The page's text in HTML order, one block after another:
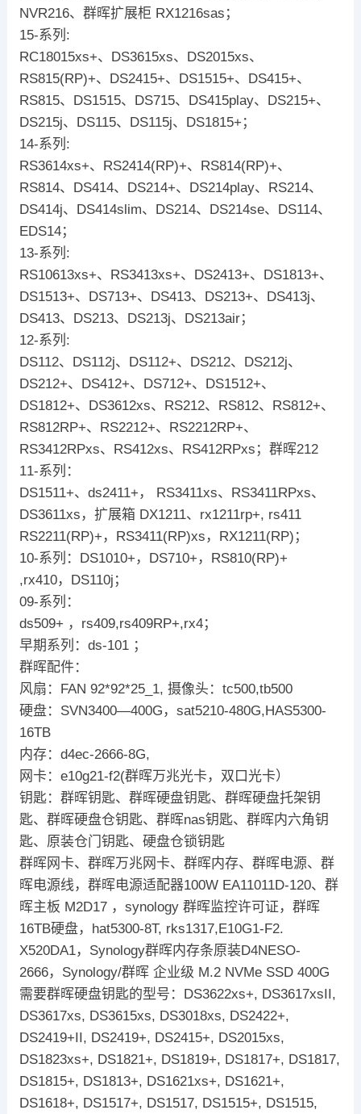
NVR216、群晖扩展柜 RX1216sas；
15-系列:
RC18015xs+、DS3615xs、DS2015xs、
RS815(RP)+、DS2415+、DS1515+、DS415+、
RS815、DS1515、DS715、DS415play、DS215+、
DS215j、DS115、DS115j、DS1815+；
14-系列:
RS3614xs+、RS2414(RP)+、RS814(RP)+、
RS814、DS414、DS214+、DS214play、RS214、
DS414j、DS414slim、DS214、DS214se、DS114、
EDS14；
13-系列:
RS10613xs+、RS3413xs+、DS2413+、DS1813+、
DS1513+、DS713+、DS413、DS213+、DS413j、
DS413、DS213、DS213j、DS213air；
12-系列:
DS112、DS112j、DS112+、DS212、DS212j、
DS212+、DS412+、DS712+、DS1512+、
DS1812+、DS3612xs、RS212、RS812、RS812+、
RS812RP+、RS2212+、RS2212RP+、
RS3412RPxs、RS412xs、RS412RPxs；群晖212
11-系列：
DS1511+、ds2411+， RS3411xs、RS3411RPxs、
DS3611xs，扩展箱 DX1211、rx1211rp+, rs411
RS2211(RP)+，RS3411(RP)xs，RX1211(RP)；
10-系列：DS1010+，DS710+，RS810(RP)+
,rx410，DS110j；
09-系列：
ds509+ ，rs409,rs409RP+,rx4；
早期系列：ds-101 ；
群晖配件：
风扇：FAN 92*92*25_1, 摄像头：tc500,tb500
硬盘：SVN3400—400G，sat5210-480G,HAS5300-
16TB
内存：d4ec-2666-8G,
网卡：e10g21-f2(群晖万兆光卡，双口光卡）
钥匙：群晖钥匙、群晖硬盘钥匙、群晖硬盘托架钥
匙、群晖硬盘仓钥匙、群晖nas钥匙、群晖内六角钥
匙、原装仓门钥匙、硬盘仓锁钥匙
群晖网卡、群晖万兆网卡、群晖内存、群晖电源、群
晖电源线，群晖电源适配器100W EA11011D-120、群
晖主板 M2D17 ，synology 群晖监控许可证，群晖
16TB硬盘，hat5300-8T, rks1317,E10G1-F2.
X520DA1，Synology群晖内存条原装D4NESO-
2666，Synology/群晖 企业级 M.2 NVMe SSD 400G
需要群晖硬盘钥匙的型号：DS3622xs+, DS3617xsII,
DS3617xs, DS3615xs, DS3018xs, DS2422+,
DS2419+II, DS2419+, DS2415+, DS2015xs,
DS1823xs+, DS1821+, DS1819+, DS1817+, DS1817,
DS1815+, DS1813+, DS1621xs+, DS1621+,
DS1618+, DS1517+, DS1517, DS1515+, DS1515,